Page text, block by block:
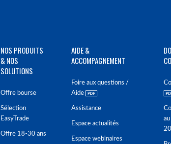
NOS PRODUITS
& NOS
SOLUTIONS
Offre bourse
Sélection
EasyTrade
Offre 18-30 ans
AIDE &
ACCOMPAGNEMENT
Foire aux questions /
Aide
Assistance
Espace actualités
Espace webinaires